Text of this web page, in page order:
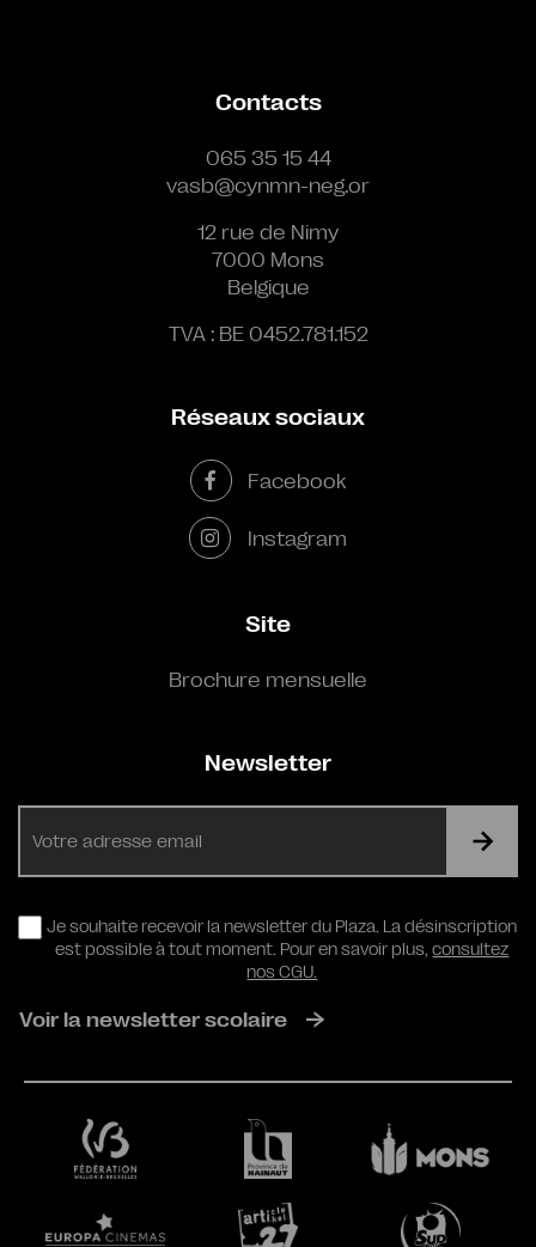
Contacts
065 35 15 44
vasb@cynmn-neg.or
12 rue de Nimy
7000 Mons
Belgique
TVA : BE 0452.781.152
Réseaux sociaux
Facebook
Instagram
Site
Brochure mensuelle
Newsletter
RGPD
Je souhaite recevoir la newsletter du Plaza. La désinscription
est possible à tout moment. Pour en savoir plus,consultez
nos CGU.
Voir la newsletter scolaire